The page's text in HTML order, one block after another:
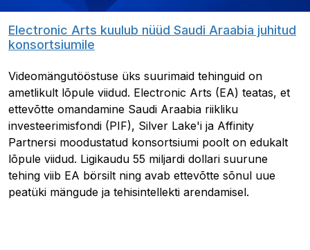
Electronic Arts kuulub nüüd Saudi Araabia juhitud
konsortsiumile
Videomängutööstuse üks suurimaid tehinguid on
ametlikult lõpule viidud. Electronic Arts (EA) teatas, et
ettevõtte omandamine Saudi Araabia riikliku
investeerimisfondi (PIF), Silver Lake'i ja Affinity
Partnersi moodustatud konsortsiumi poolt on edukalt
lõpule viidud. Ligikaudu 55 miljardi dollari suurune
tehing viib EA börsilt ning avab ettevõtte sõnul uue
peatüki mängude ja tehisintellekti arendamisel.